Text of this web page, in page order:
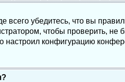
убедитесь, что вы
чтобы проверить, не
настроил конфигурацию